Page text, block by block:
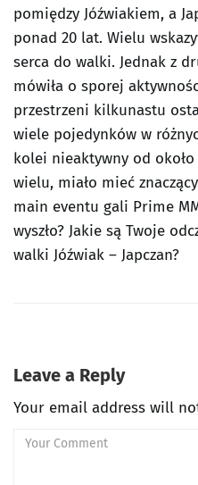
pomiędzy Jóźwiakiem, a
ponad 20 lat. Wielu
serca do walki. Jednak z
mówiła o sporej
przestrzeni kilkunastu
wiele pojedynków w
kolei nieaktywny od
wielu, miało mieć
main eventu gali Prime
wyszło? Jakie są Twoje
walki Jóźwiak – Japczan?
Leave a Reply
Your email address will